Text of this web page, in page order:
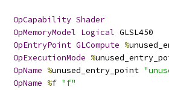
OpCapability Shader
OpMemoryModel Logical GLSL450
OpEntryPoint GLCompute %
OpExecutionMode %
OpName %unused_entry_point
OpName %f "f"